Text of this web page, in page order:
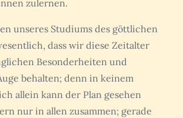
zulernen.
unseres Studiums des göttlichen
dass wir diese Zeitalter
Besonderheiten und
behalten; denn in keinem
allein kann der Plan gesehen
nur in allen zusammen; gerade